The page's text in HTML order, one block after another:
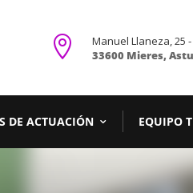

Manuel Llaneza, 25 -
33600 Mieres,
DE ACTUACIÓN EQUIPO